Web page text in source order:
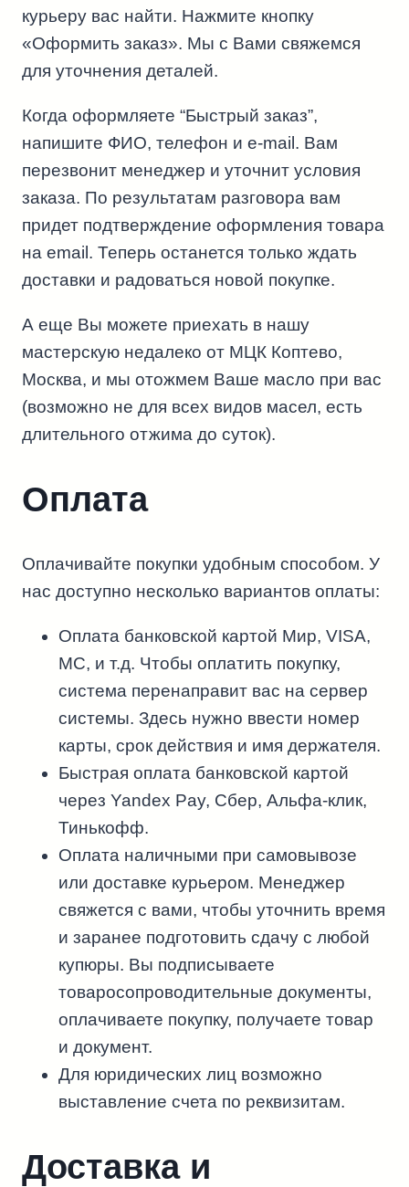
курьеру вас найти. Нажмите кнопку
«Оформить заказ». Мы с Вами свяжемся
для уточнения деталей.
Когда оформляете “Быстрый заказ”,
напишите ФИО, телефон и e-mail. Вам
перезвонит менеджер и уточнит условия
заказа. По результатам разговора вам
придет подтверждение оформления товара
на email. Теперь останется только ждать
доставки и радоваться новой покупке.
А еще Вы можете приехать в нашу
мастерскую недалеко от МЦК Коптево,
Москва, и мы отожмем Ваше масло при вас
(возможно не для всех видов масел, есть
длительного отжима до суток).
Оплата
Оплачивайте покупки удобным способом. У
нас доступно несколько вариантов оплаты:
Оплата банковской картой Мир, VISA,
MC, и т.д. Чтобы оплатить покупку,
система перенаправит вас на сервер
системы. Здесь нужно ввести номер
карты, срок действия и имя держателя.
Быстрая оплата банковской картой
через Yandex Pay, Сбер, Альфа-клик,
Тинькофф.
Оплата наличными при самовывозе
или доставке курьером. Менеджер
свяжется с вами, чтобы уточнить время
и заранее подготовить сдачу с любой
купюры. Вы подписываете
товаросопроводительные документы,
оплачиваете покупку, получаете товар
и документ.
Для юридических лиц возможно
выставление счета по реквизитам.
Доставка и